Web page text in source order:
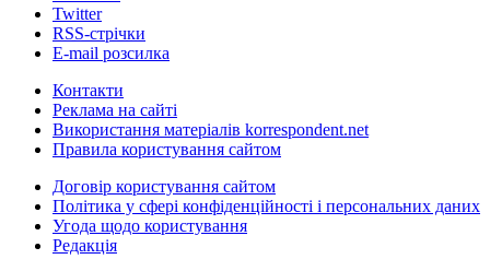
Twitter
RSS-стрічки
E-mail розсилка
Контакти
Реклама на сайті
Використання матеріалів korrespondent.net
Правила користування сайтом
Договір користування сайтом
Політика у сфері конфіденційності і персональних даних
Угода щодо користування
Редакція